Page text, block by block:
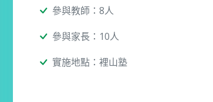
參與教師：8人
參與家長：10人
實施地點：裡山塾